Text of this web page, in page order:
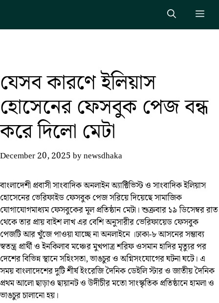
content
যেসব কারণে ইলিয়াস
হোসেনের ফেসবুক পেজ বন্ধ
করে দিলো মেটা
December 20, 2025bynewsdhaka
বাংলাদেশী প্রবাসী সাংবাদিক অনলাইন অ্যাক্টিভিস্ট ও সাংবাদিক ইলিয়াস
হোসেনের ভেরিফাইড ফেসবুক পেজ সরিয়ে দিয়েছে সামাজিক
যোগাযোগমাধ্যম ফেসবুকের মূল প্রতিষ্ঠান মেটা। শুক্রবার ১৯ ডিসেম্বর রাত
থেকে তার প্রায় বাইশ লাখ এর বেশি অনুসারীর ভেরিফায়েড ফেসবুক
পেজটি আর খুঁজে পাওয়া যাচ্ছে না অনলাইনে ।ঢাকা-৮ আসনের সম্ভাব্য
স্বতন্ত্র প্রার্থী ও ইনকিলাব মঞ্চের মুখপাত্র শরিফ ওসমান হাদির মৃত্যুর পর
দেশের বিভিন্ন স্থানে সহিংসতা, ভাঙচুর ও অগ্নিসংযোগের ঘটনা ঘটে। এ
সময় বাংলাদেশের দুটি শীর্ষ ইংরেজি দৈনিক ডেইলি স্টার ও জাতীয় দৈনিক
প্রথম আলো ছাড়াও ছায়ানট ও উদীচীর মতো সাংস্কৃতিক প্রতিষ্ঠানে হামলা ও
ভাঙচুর চালানো হয়।